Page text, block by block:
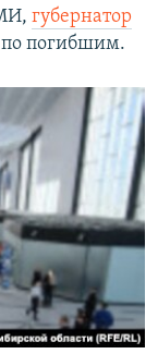
губернатор
по погибшим.